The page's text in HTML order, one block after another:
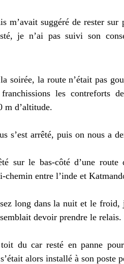
m’avait suggéré de rester
je n’ai pas suivi son
soirée, la route n’était pas
les contreforts
m d’altitude.
s’est arrêté, puis on nous a
sur le bas-côté d’une route
chemin entre l’inde et
long dans la nuit et le froid,
devoir prendre le relais.
du car resté en panne
alors installé à son poste